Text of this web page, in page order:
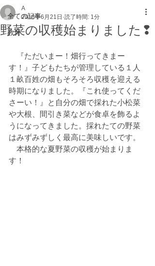
全ての記事
教育
野菜の収穫始まりました❢
A
2018年6月21日 読了時間: 1分
『ただいまー！畑行ってきまー
す！』子どもたちが管理している１人
１畝百姓の畑もそろそろ収穫を迎える
時期になりました。『これ使ってくだ
さーい！』と自分の畑で採れた小松菜
や大根、間引き菜などが食卓を飾るよ
うになってきました。採れたての野菜
はみずみずしく最高に美味しいです。
本格的な夏野菜の収穫が始まりま
す！